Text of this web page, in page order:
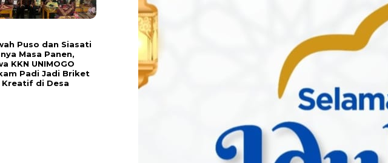
Puso dan Siasati
Masa Panen,
KKN UNIMOGO
Padi Jadi Briket
Kreatif di Desa